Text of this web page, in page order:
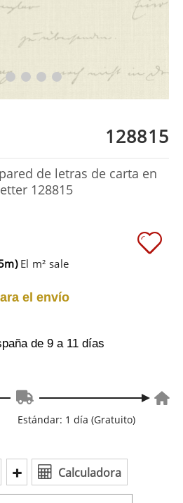
128815
de letras de carta en
128815
El m² sale
el envío
de 9 a 11 días
Estándar: 1 día (Gratuito)
Calculadora